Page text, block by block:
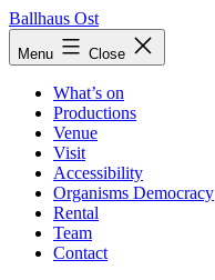
Skip
to
content
Ballhaus Ost
Ballhaus
Ost
Menu Close
What’s on
Productions
Venue
Visit
Accessibility
Organisms Democracy
Rental
Team
Contact